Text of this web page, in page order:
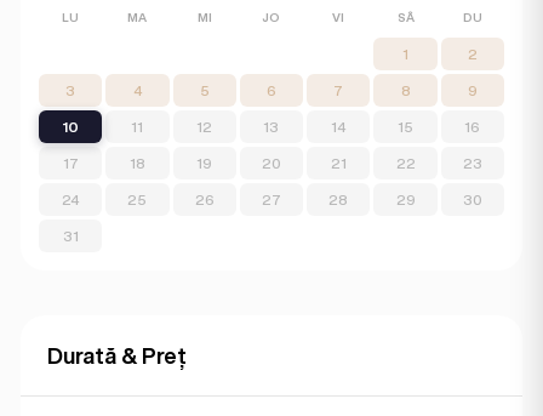
LU MA MI JO VI SÂ DU
1 2
3 4 5 6 7 8 9
10 11 12 13 14 15 16
17 18 19 20 21 22 23
24 25 26 27 28 29 30
31
Durată & Preț